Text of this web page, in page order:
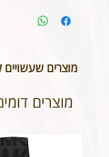
מוצרים שעשויים
מוצרים